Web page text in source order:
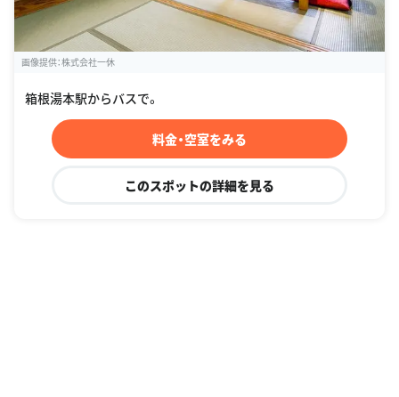
画像提供：株式会社一休
箱根湯本駅からバスで。
料金・空室をみる
このスポットの詳細を見る